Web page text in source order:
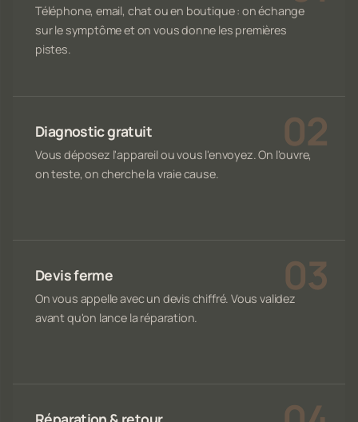
Téléphone, email, chat ou en boutique : on échange
sur le symptôme et on vous donne les premières
pistes.
Diagnostic gratuit
Vous déposez l'appareil ou vous l'envoyez. On l'ouvre,
on teste, on cherche la vraie cause.
Devis ferme
On vous appelle avec un devis chiffré. Vous validez
avant qu'on lance la réparation.